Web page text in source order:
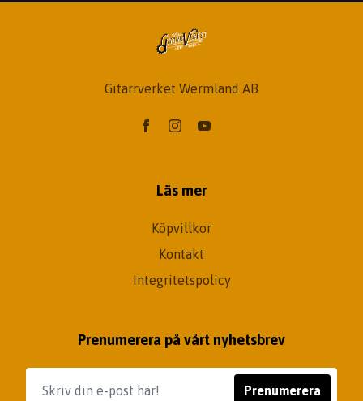
Gitarrverket Wermland AB
Läs mer
Köpvillkor
Kontakt
Integritetspolicy
Prenumerera på vårt nyhetsbrev
Prenumerera